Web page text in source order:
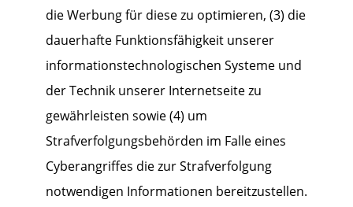
die Werbung für diese zu optimieren, (3) die
dauerhafte Funktionsfähigkeit unserer
informationstechnologischen Systeme und
der Technik unserer Internetseite zu
gewährleisten sowie (4) um
Strafverfolgungsbehörden im Falle eines
Cyberangriffes die zur Strafverfolgung
notwendigen Informationen bereitzustellen.